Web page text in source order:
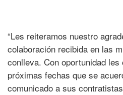
“Les reiteramos nuestro
colaboración recibida en las
conlleva. Con oportunidad
próximas fechas que se
comunicado a sus